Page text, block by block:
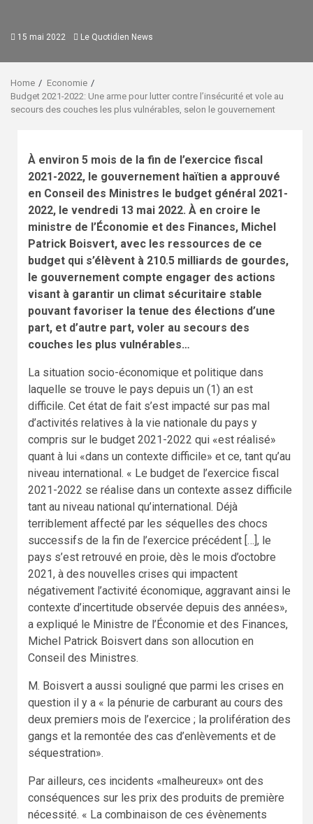
15 mai 2022 Le Quotidien News
Home
Economie
Budget 2021-2022: Une arme pour lutter contre l’insécurité et vole au
secours des couches les plus vulnérables, selon le gouvernement
À environ 5 mois de la fin de l’exercice fiscal
2021-2022, le gouvernement haïtien a approuvé
en Conseil des Ministres le budget général 2021-
2022, le vendredi 13 mai 2022. À en croire le
ministre de l’Économie et des Finances, Michel
Patrick Boisvert, avec les ressources de ce
budget qui s’élèvent à 210.5 milliards de gourdes,
le gouvernement compte engager des actions
visant à garantir un climat sécuritaire stable
pouvant favoriser la tenue des élections d’une
part, et d’autre part, voler au secours des
couches les plus vulnérables…
La situation socio-économique et politique dans
laquelle se trouve le pays depuis un (1) an est
difficile. Cet état de fait s’est impacté sur pas mal
d’activités relatives à la vie nationale du pays y
compris sur le budget 2021-2022 qui «est réalisé»
quant à lui «dans un contexte difficile» et ce, tant qu’au
niveau international. « Le budget de l’exercice fiscal
2021-2022 se réalise dans un contexte assez difficile
tant au niveau national qu’international. Déjà
terriblement affecté par les séquelles des chocs
successifs de la fin de l’exercice précédent […], le
pays s’est retrouvé en proie, dès le mois d’octobre
2021, à des nouvelles crises qui impactent
négativement l’activité économique, aggravant ainsi le
contexte d’incertitude observée depuis des années»,
a expliqué le Ministre de l’Économie et des Finances,
Michel Patrick Boisvert dans son allocution en
Conseil des Ministres.
M. Boisvert a aussi souligné que parmi les crises en
question il y a « la pénurie de carburant au cours des
deux premiers mois de l’exercice ; la prolifération des
gangs et la remontée des cas d’enlèvements et de
séquestration».
Par ailleurs, ces incidents «malheureux» ont des
conséquences sur les prix des produits de première
nécessité. « La combinaison de ces évènements